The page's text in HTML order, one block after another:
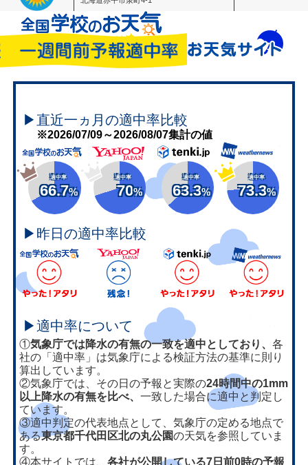
▶直近一ヵ月の適中率比較
※2026/07/09～2026/08/07集計の値
適中率
66.7%
適中率
70%
適中率
63.3%
適中率
73.3%
▶昨日の適中率比較
▶適中率について
①気象庁では降水の有無の一致を適中としており、各
社の「適中率」は気象庁による検証方法の基準に則り
算出しています。
②気象庁では、その日の予報と実際の24時間中の1mm
以上降水の有無を比べ、一致した場合に適中と判定し
ています。
③適中判定の代表地点として、気象庁の定める地点で
ある東京都千代田区北の丸公園の天気を参照していま
す。
④本サイトでは、各社が公開している7日前0時の予報